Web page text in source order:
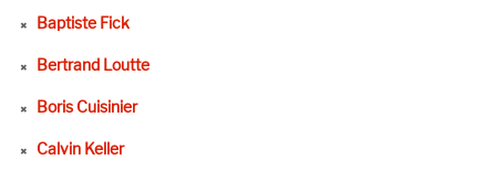
Baptiste Fick
Bertrand Loutte
Boris Cuisinier
Calvin Keller